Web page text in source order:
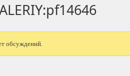
обсуждений.